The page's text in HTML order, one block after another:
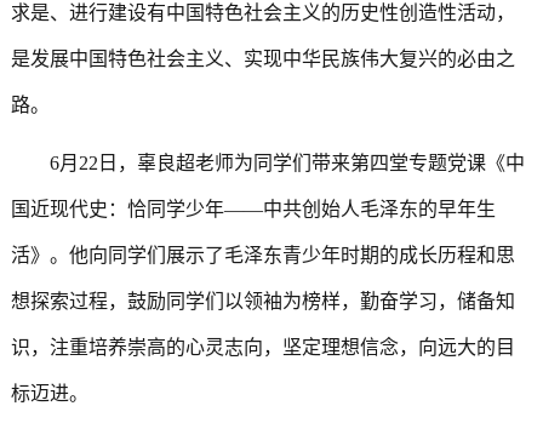
求是、进行建设有中国特色社会主义的历史性创造性活动，
是发展中国特色社会主义、实现中华民族伟大复兴的必由之
路。
6月22日，辜良超老师为同学们带来第四堂专题党课《中
国近现代史：恰同学少年——中共创始人毛泽东的早年生
活》。他向同学们展示了毛泽东青少年时期的成长历程和思
想探索过程，鼓励同学们以领袖为榜样，勤奋学习，储备知
识，注重培养崇高的心灵志向，坚定理想信念，向远大的目
标迈进。